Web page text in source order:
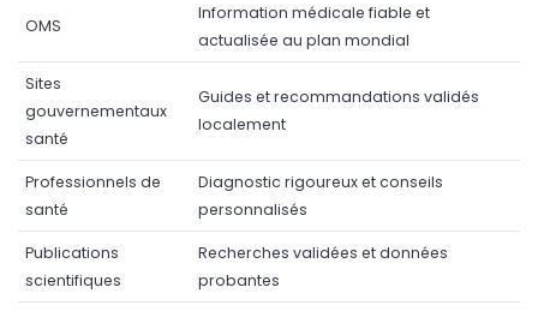
OMS
Information médicale fiable et
actualisée au plan mondial
Sites
gouvernementaux
santé
Guides et recommandations validés
localement
Professionnels de
santé
Diagnostic rigoureux et conseils
personnalisés
Publications
scientifiques
Recherches validées et données
probantes